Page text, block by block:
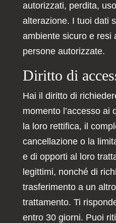
autorizzati, perdita,
alterazione. I tuoi dati
ambiente sicuro e resi
persone autorizzate.
Diritto di
Hai il diritto di
momento l’accesso ai
la loro rettifica, il
cancellazione o la
e di opporti al loro
legittimi, nonché di
trasferimento a un
trattamento. Ti
entro 30 giorni. Puoi